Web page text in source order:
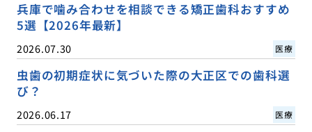
兵庫で噛み合わせを相談できる矯正歯科おすすめ
5選【2026年最新】
2026.07.30 医療
虫歯の初期症状に気づいた際の大正区での歯科選
び？
2026.06.17 医療